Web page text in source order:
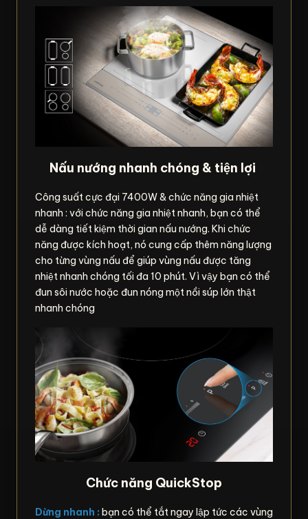
Nấu nướng nhanh chóng & tiện lợi
Công suất cực đại 7400W & chức năng gia nhiệt
nhanh : với chức năng gia nhiệt nhanh, bạn có thể
dễ dàng tiết kiệm thời gian nấu nướng. Khi chức
năng được kích hoạt, nó cung cấp thêm năng lượng
cho từng vùng nấu để giúp vùng nấu được tăng
nhiệt nhanh chóng tối đa 10 phút. Vì vậy bạn có thể
đun sôi nước hoặc đun nóng một nồi súp lớn thật
nhanh chóng
Chức năng QuickStop
Dừng nhanh : bạn có thể tắt ngay lập tức các vùng